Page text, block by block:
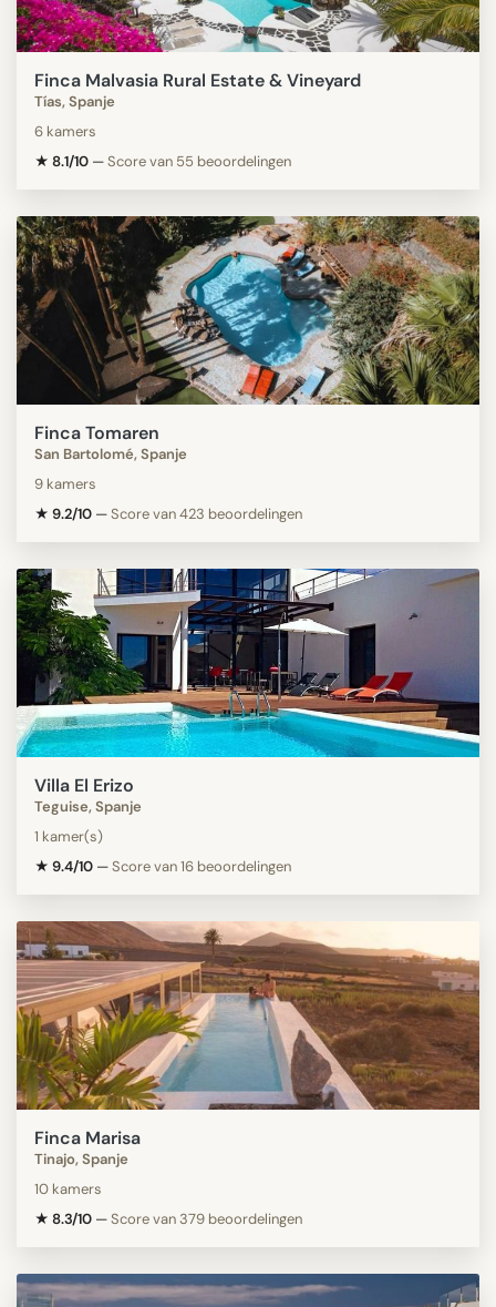
Finca Malvasia Rural Estate & Vineyard
Tías, Spanje
6 kamers
★ 8.1/10 —Score van 55 beoordelingen
Finca Tomaren
San Bartolomé, Spanje
9 kamers
★ 9.2/10 —Score van 423 beoordelingen
Villa El Erizo
Teguise, Spanje
1 kamer(s)
★ 9.4/10 —Score van 16 beoordelingen
Finca Marisa
Tinajo, Spanje
10 kamers
★ 8.3/10 —Score van 379 beoordelingen